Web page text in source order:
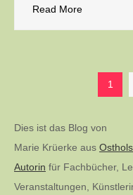
Read More
der
Beiträge
1
Dies ist das Blog von
Marie Krüerke aus
Autorin für Fachbücher,
Veranstaltungen,